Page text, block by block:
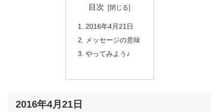
目次
2016年4月21日
メッセージの意味
やってみよう♪
2016年4月21日